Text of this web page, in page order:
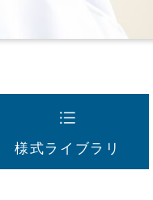
様式ライブラリ